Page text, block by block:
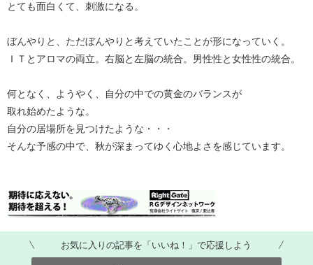
とても面白くて、刺激になる。
ぼんやりと、ただぼんやりと考えていたことが形になっていく。
ＩＴとアロマの両立。右脳と左脳の統合。男性性と女性性の統合。
何となく、ようやく、自分の中での黄金のバランスが
取れ始めたような。
自分の居場所を見つけたような・・・
そんな予感の中で、秋が深まってゆく心地よさを感じています。
お気に入りの記事を「いいね！」で応援しよう